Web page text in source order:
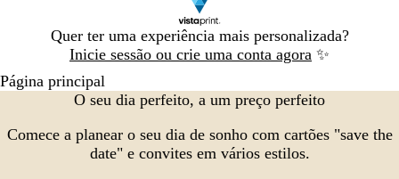
Quer ter uma experiência mais personalizada?
Inicie sessão ou crie uma conta agora ✨
Diapositivo
1
Página principal
O seu dia perfeito, a um preço perfeito
Comece a planear o seu dia de sonho com cartões "save the
date" e convites em vários estilos.